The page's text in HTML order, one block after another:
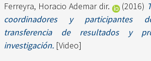
Ferreyra, Horacio Ademar dir.
(2016)
coordinadores y participantes
transferencia de resultados y
investigación. [Video]